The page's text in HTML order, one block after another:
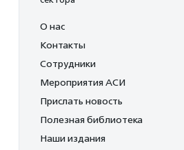
О нас
Контакты
Сотрудники
Мероприятия АСИ
Прислать новость
Полезная библиотека
Наши издания